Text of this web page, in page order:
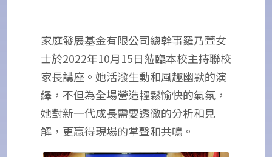
家庭發展基金有限公司總幹事羅乃萱女
士於2022年10月15日蒞臨本校主持聯校
家長講座。她活潑生動和風趣幽默的演
繹，不但為全場營造輕鬆愉快的氣氛，
她對新一代成長需要透徹的分析和見
解，更贏得現場的掌聲和共鳴。